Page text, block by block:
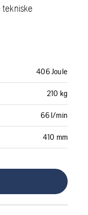
tekniske
406 Joule
210 kg
66 l/min
410 mm